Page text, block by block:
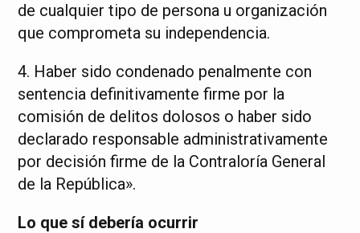
de cualquier tipo de persona u organización
que comprometa su independencia.
4. Haber sido condenado penalmente con
sentencia definitivamente firme por la
comisión de delitos dolosos o haber sido
declarado responsable administrativamente
por decisión firme de la Contraloría General
de la República».
Lo que sí debería ocurrir